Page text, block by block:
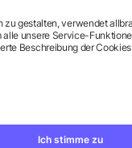
A6 Spiral
mit Stift